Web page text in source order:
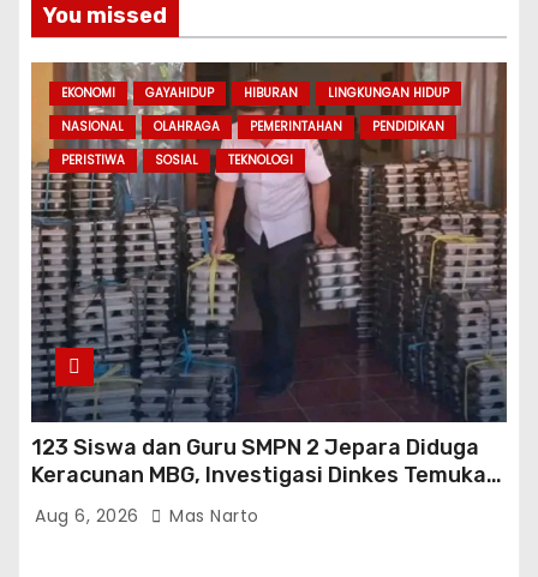
You missed
EKONOMI GAYAHIDUP HIBURAN
LINGKUNGAN HIDUP
NASIONAL
OLAHRAGA PEMERINTAHAN
PENDIDIKAN
PERISTIWA
SOSIAL TEKNOLOGI
123 Siswa dan Guru SMPN 2 Jepara Diduga
Keracunan MBG, Investigasi Dinkes Temukan
Sejumlah Pelanggaran di Dapur SPPG
Aug 6, 2026 Mas Narto